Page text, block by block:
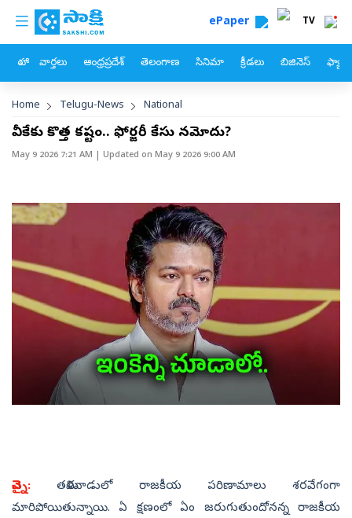
Skip to main content
custom menu ePaper TV
హోం వార్తలు ఆంధ్రప్రదేశ్ తెలంగాణ సినిమా క్రీడలు బిజినెస్
Breadcrumb
Home Telugu-News National
టీవీకేకు కొత్త కష్టం.. ఫోర్జరీ కేసు నమోదు?
May 9 2026 7:21 AM | Updated on May 9 2026 9:00 AM
చెన్నై:తమిళనాడులో రాజకీయ పరిణామాలు శరవేగంగా
మారిపోయితున్నాయి. ఏ క్షణంలో ఏం జరుగుతుందోనన్న రాజకీయ